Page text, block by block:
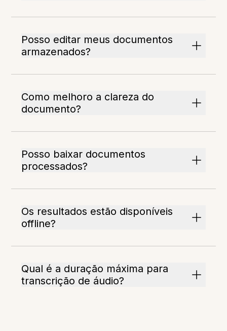
Posso editar meus documentos
armazenados?
Como melhoro a clareza do
documento?
Posso baixar documentos
processados?
Os resultados estão disponíveis
offline?
Qual é a duração máxima para
transcrição de áudio?